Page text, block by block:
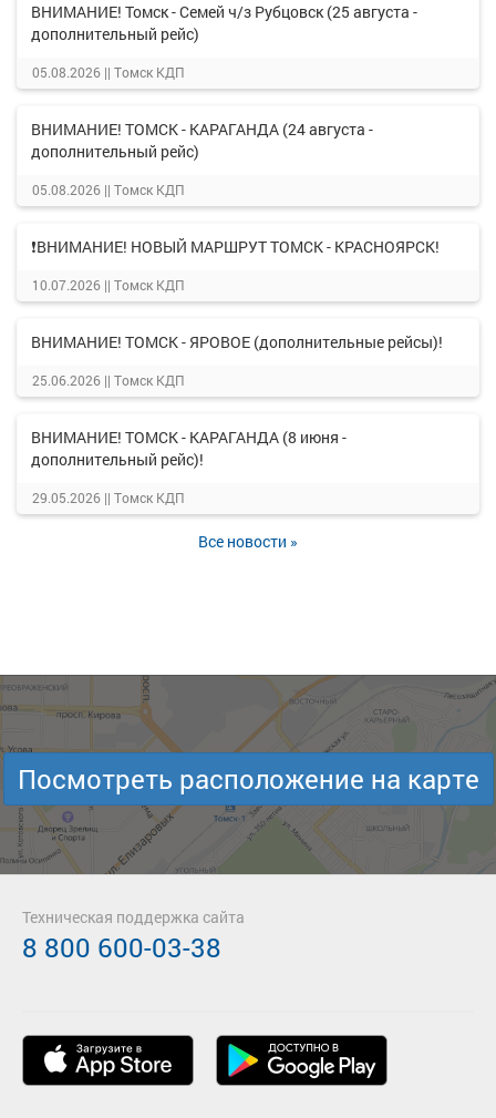
ВНИМАНИЕ! Томск - Семей ч/з Рубцовск (25 августа -
дополнительный рейс)
05.08.2026 || Томск КДП
ВНИМАНИЕ! ТОМСК - КАРАГАНДА (24 августа -
дополнительный рейс)
05.08.2026 || Томск КДП
❗ВНИМАНИЕ! НОВЫЙ МАРШРУТ ТОМСК - КРАСНОЯРСК!
10.07.2026 || Томск КДП
ВНИМАНИЕ! ТОМСК - ЯРОВОЕ (дополнительные рейсы)!
25.06.2026 || Томск КДП
ВНИМАНИЕ! ТОМСК - КАРАГАНДА (8 июня -
дополнительный рейс)!
29.05.2026 || Томск КДП
Все новости »
Посмотреть расположение на карте
Техническая поддержка сайта
8 800 600-03-38